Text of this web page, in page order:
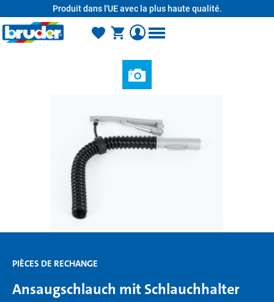
Produit dans l'UE avec la plus haute qualité.
PIÈCES DE RECHANGE
Ansaugschlauch mit Schlauchhalter